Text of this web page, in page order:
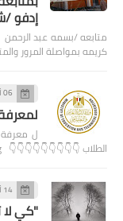
إدفو /
متابعه /بسمه عبد
كريمه بمواصلة المرور
06 أغسطس 2022
لمعرفة
الطلاب 👇👇👇👇👇👇👇👇👇 https://g12.emis.gov.eg/ وال…
14 أكتوبر 2022
"كي لا